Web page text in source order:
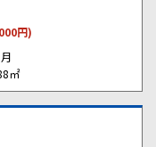
円)
㎡